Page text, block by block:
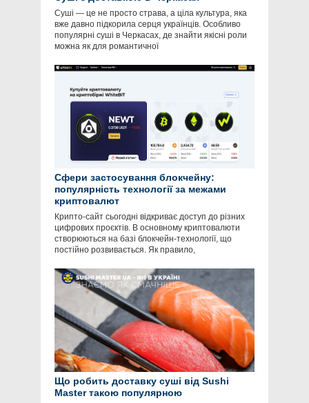
Суші — це не просто страва, а ціла культура, яка
вже давно підкорила серця українців. Особливо
популярні суші в Черкасах, де знайти якісні роли
можна як для романтичної
Сфери застосування блокчейну:
популярність технології за межами
криптовалют
Крипто-сайт сьогодні відкриває доступ до різних
цифрових проєктів. В основному криптовалюти
створюються на базі блокчейн-технології, що
постійно розвивається. Як правило,
Що робить доставку суші від Sushi
Master такою популярною